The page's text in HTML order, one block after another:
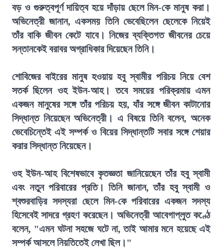
বড় ও গুরুত্বপূর্ণ দায়িত্ব হয়ে দাঁড়ায় ছেলে মিন-কে মানুষ করা।
অভিনেত্রী জানান, একসময় তিনি ভেবেছিলেন ছেলেকে নিয়েই
তাঁর বাকি জীবন কেটে যাবে। নিজের ব্যক্তিগত জীবনের চেয়ে
সন্তানকেই বরাবর অগ্রাধিকার দিয়েছেন তিনি।
শোবিজের বাইরের মানুষ হওয়ায় হবু স্বামীর পরিচয় নিয়ে বেশ
সতর্ক ছিলেন ওহ ইউন-আহ। তবে সময়ের পরিক্রমায় এমন
একজন মানুষের সঙ্গে তাঁর পরিচয় হয়, যাঁর সঙ্গে জীবন কাটানোর
সিদ্ধান্ত নিয়েছেন অভিনেত্রী। এ বিষয়ে তিনি বলেন, অনেক
ভেবেচিন্তেই এই সম্পর্ক ও বিয়ের সিদ্ধান্তটি সবার সঙ্গে শেয়ার
করার সিদ্ধান্ত নিয়েছেন।
ওহ ইউন-আহ বিশেষভাবে কৃতজ্ঞতা জানিয়েছেন তাঁর হবু স্বামী
এবং নতুন পরিবারের প্রতি। তিনি জানান, তাঁর হবু স্বামী ও
শ্বশুরবাড়ির সদস্যরা ছেলে মিন-কে পরিবারের একজন সদস্য
হিসেবেই সাদরে গ্রহণ করেছেন। অভিনেত্রী আবেগাপ্লুত কণ্ঠে
বলেন, "এমন ঘটনা সহজে ঘটে না, তাই আমার মনে হয়েছে এই
সম্পর্ক আসলে নিয়তিতেই লেখা ছিল।"